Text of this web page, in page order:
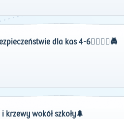
dla kas 4-6🚴‍♂️🏊‍♀️🚔
krzewy wokół szkoły🌲